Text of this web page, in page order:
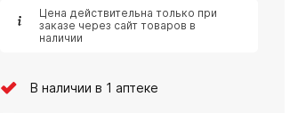
Цена действительна только при
заказе через сайт товаров в
наличии
В наличии в 1 аптеке